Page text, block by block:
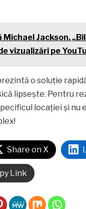
Michael Jackson.
vizualizări pe
o soluție
lipsește. Pentru
locației și nu
Share on X
Link